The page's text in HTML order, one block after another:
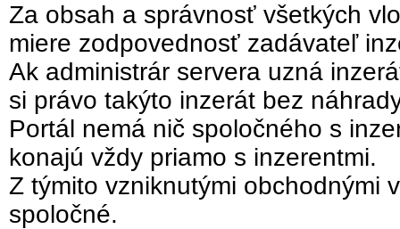
Za obsah a správnosť všetkých
miere zodpovednosť zadávateľ
Ak administrár servera uzná
si právo takýto inzerát bez
Portál nemá nič spoločného s
konajú vždy priamo s inzerentmi.
Z týmito vzniknutými obchodnými
spoločné.